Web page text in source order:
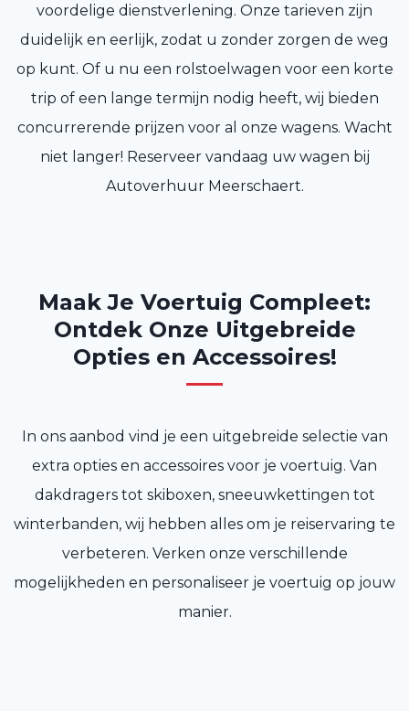
voordelige dienstverlening. Onze tarieven zijn
duidelijk en eerlijk, zodat u zonder zorgen de weg
op kunt. Of u nu een rolstoelwagen voor een korte
trip of een lange termijn nodig heeft, wij bieden
concurrerende prijzen voor al onze wagens. Wacht
niet langer! Reserveer vandaag uw wagen bij
Autoverhuur Meerschaert.
Maak Je Voertuig Compleet:
Ontdek Onze Uitgebreide
Opties en Accessoires!
In ons aanbod vind je een uitgebreide selectie van
extra opties en accessoires voor je voertuig. Van
dakdragers tot skiboxen, sneeuwkettingen tot
winterbanden, wij hebben alles om je reiservaring te
verbeteren. Verken onze verschillende
mogelijkheden en personaliseer je voertuig op jouw
manier.